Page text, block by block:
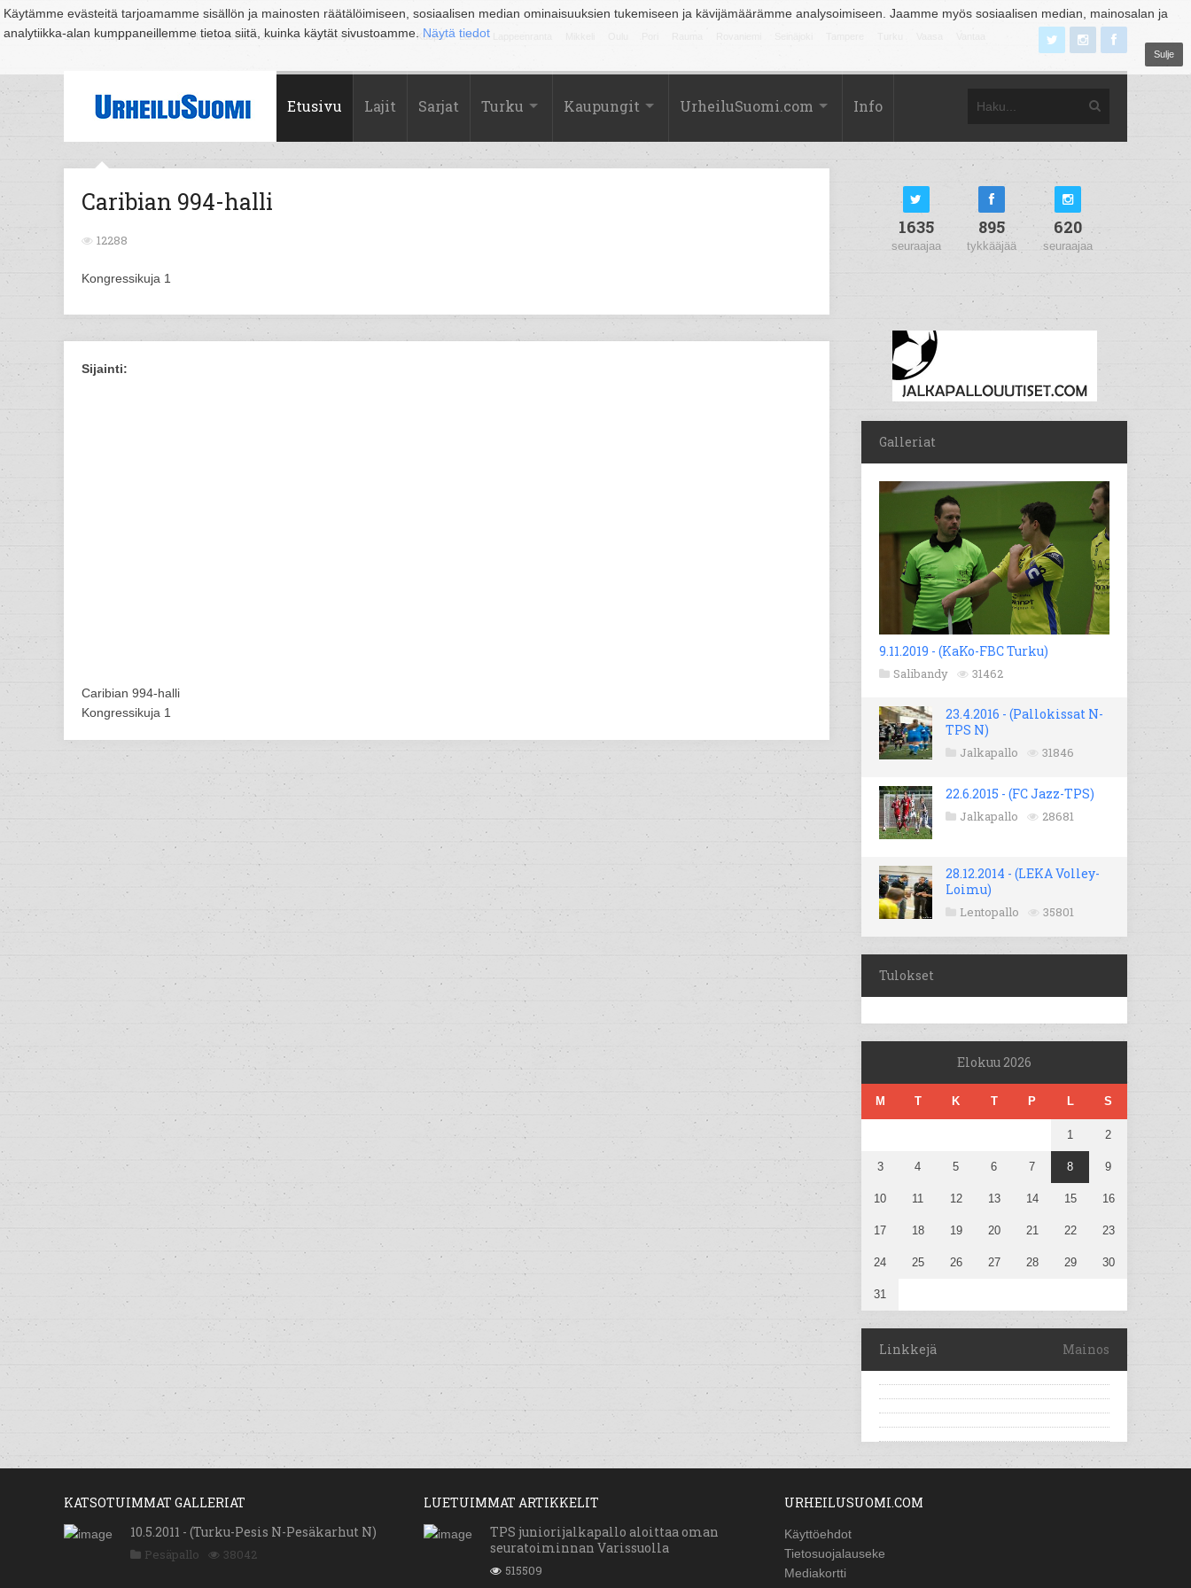
Käytämme evästeitä tarjoamamme sisällön ja mainosten räätälöimiseen, sosiaalisen median ominaisuuksien tukemiseen ja kävijämäärämme analysoimiseen. Jaamme myös sosiaalisen median, mainosalan ja
analytiikka-alan kumppaneillemme tietoa siitä, kuinka käytät sivustoamme. Näytä tiedot
Sulje
Suomi Espoo Helsinki Hämeenlinna Joensuu Jyväskylä Kouvola Kuopio Lahti
Etusivu Lajit Sarjat Turku Kaupungit UrheiluSuomi.com Info
Caribian 994-halli
12288
Kongressikuja 1
Sijainti:
Caribian 994-halli
Kongressikuja 1
1635
seuraajaa
895
tykkääjää
620
seuraajaa
Galleriat
9.11.2019 - (KaKo-FBC Turku)
Salibandy 31462
23.4.2016 - (Pallokissat N-
TPS N)
Jalkapallo 31846
22.6.2015 - (FC Jazz-TPS)
Jalkapallo 28681
28.12.2014 - (LEKA Volley-
Loimu)
Lentopallo 35801
Tulokset
Elokuu 2026
M T K T P L S
1 2
3 4 5 6 7 8 9
10 11 12 13 14 15 16
17 18 19 20 21 22 23
24 25 26 27 28 29 30
31
Linkkejä Mainos
KATSOTUIMMAT GALLERIAT
10.5.2011 - (Turku-Pesis N-Pesäkarhut N)
Pesäpallo 38042
LUETUIMMAT ARTIKKELIT
TPS juniorijalkapallo aloittaa oman
seuratoiminnan Varissuolla
515509
URHEILUSUOMI.COM
Käyttöehdot
Tietosuojalauseke
Mediakortti